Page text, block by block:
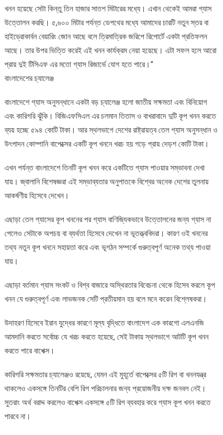
খনন হয়েছে সেটা কিন্তু তিন হাজার সাতশ মিটারের মধ্যে। এখান থেকেই আমরা গ্যাস
উত্তোলন করছি। ৫,৬০০ মিটার পর্যন্ত ডেপথের মধ্যে আমাদের চারটি নতুন স্তর বা
হাইড্রোকার্বন বেয়ারিং জোন আছে বলে ত্রিমাত্রিক জরিপে রিপোর্টে একটা প্রতিফলন
আছে। তার উপর ভিত্তি করেই এই খনন কার্যক্রম নেয়া হয়েছে। এটা সফল হলে আরো
প্রায় দুই টিসিএফ এর মতো গ্যাস রিজার্ভে যোগ হতে পারে।”
বাংলাদেশের চ্যালেঞ্জ
বাংলাদেশে গ্যাস অনুসন্ধানে একটা বড় চ্যালেঞ্জ হলো জাতীয় সক্ষমতা এবং বিনিয়োগ
এবং কারিগরি ঝুঁকি। বিজিএফসিএল এর চলমান তিতাস ও বাখরাবাদে দুটি কূপ খনন করতে
ব্যয় হচ্ছে ৫৯৪ কোটি টাকা। আর স্থলভাগে দেশের রাষ্ট্রায়ত্ব তেল গ্যাস অনুসন্ধান ও
উৎপাদন কোম্পানি বাপেক্সের একটি কূপ খননে খরচ হয় গড়ে প্রায় দেড়শ কোটি টাকা।
এখন পর্যন্ত বাংলাদেশে তিনটি কূপ খনন করে একটিতে গ্যাস পাওয়ার সম্ভাবনা দেখা
যায়। জ্বালানি বিশেষজ্ঞরা এই সম্ভাব্যতার অনুপাতকে বিশ্বের অনেক দেশের তুলনায়
আকর্ষণীয় হিসেবে দেখেন।
এছাড়া তেল গ্যাসের কূপ খননের পর গ্যাস বাণিজ্যিকভাবে উত্তোলনের জন্য গ্যাস না
পেলেও সেটাকে অপচয় বা ব্যর্থতা হিসেবে দেখেন না ভূতত্ত্ববিদরা। কারণ ওই খননের
তথ্য নতুন কূপ খননে সহায়তা করে এবং ভূগঠন সম্পর্কে গুরুত্বপূর্ণ অনেক তথ্য পাওয়া
যায়।
এছাড়া বর্তমান গ্যাস সংকট ও বিশ্ব বাজারে অস্থিরতার বিবেচনা থেকে হিসেব করলে কূপ
খনন যে গুরুত্বপূর্ণ এবং লাভজনক সেটি প্রতীয়মান হয় বলে মনে করেন বিশ্লেষকরা।
উদাহরণ হিসেবে ইরান যুদ্ধের কারণে মূল্য বৃদ্ধিতে বাংলাদেশ এক কারগো এলএনজি
আমদানি করতে সর্বোচ্চ যে খরচ করতে হয়েছে, সেই টাকায় স্থলভাগে আটটি কূপ খনন
করতে পারে বাপেক্স।
কারিগরি সক্ষমতার চ্যালেঞ্জও রয়েছে, যেমন এই মুহূর্তে বাপেক্সের ৫টি রিগ বা খননযন্ত্র
থাকলেও একসঙ্গে তিনটির বেশি রিগ পরিচালনার জন্য প্রয়োজনীয় দক্ষ জনবল নেই।
সুতরাং অর্থ বরাদ্দ করলেও বাপেক্স একসঙ্গে ৫টি রিগ ব্যবহার করে গ্যাস কূপ খনন করতে
পারবে না।